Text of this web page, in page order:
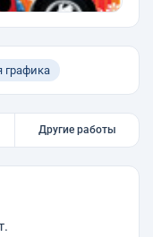
графика
Другие работы